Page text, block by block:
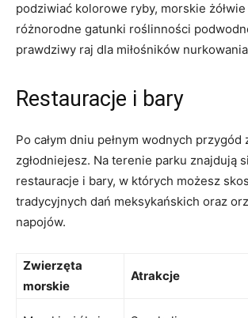
podziwiać kolorowe⁤ ryby, morskie​
różnorodne gatunki roślinności
⁤prawdziwy raj dla miłośników
Restauracje i bary
Po całym dniu pełnym wodnych przygód
zgłodniejesz.‌ Na terenie parku⁢ znajdują
restauracje i bary,‍ w których możesz
tradycyjnych dań meksykańskich oraz‍
napojów.
Zwierzęta
morskie
Atrakcje